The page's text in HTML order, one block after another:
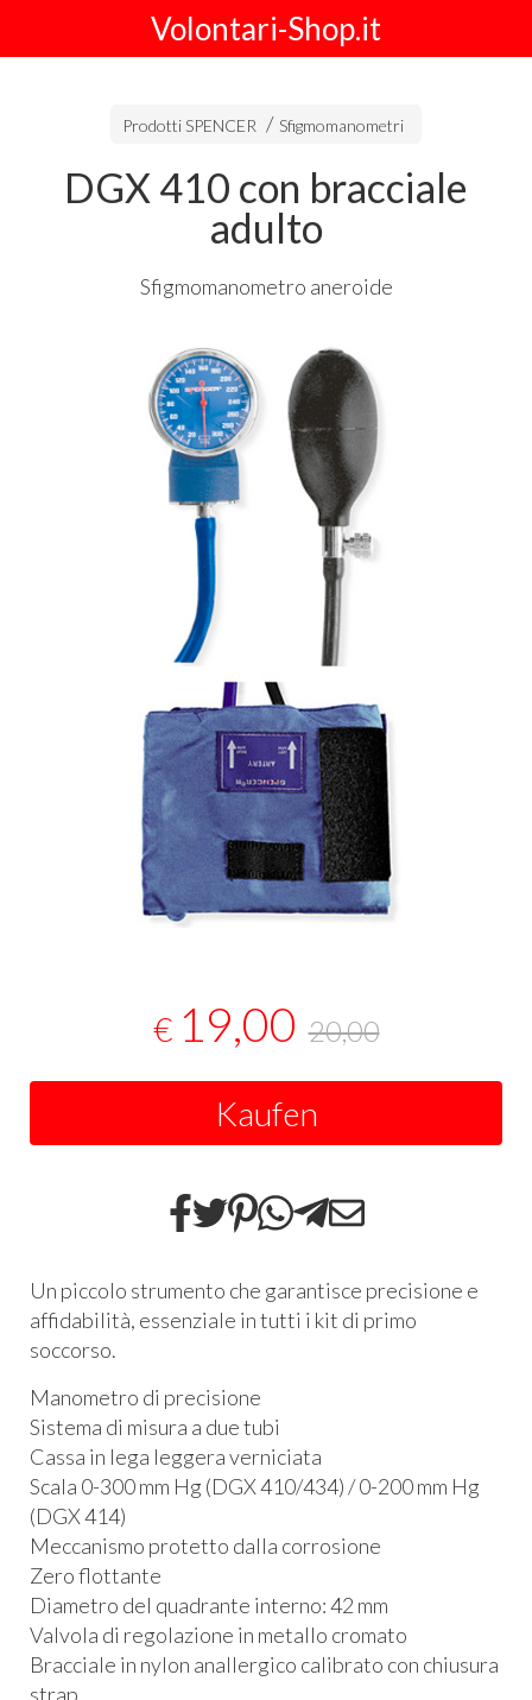
Volontari-Shop.it
Prodotti SPENCER Sfigmomanometri
DGX 410 con bracciale
adulto
Sfigmomanometro aneroide
€ 19,00 20,00
Kaufen
Un piccolo strumento che garantisce precisione e
affidabilità, essenziale in tutti i kit di primo
soccorso.
Manometro di precisione
Sistema di misura a due tubi
Cassa in lega leggera verniciata
Scala 0-300 mm Hg (DGX410/434) / 0-200 mm Hg
(DGX414)
Meccanismo protetto dalla corrosione
Zero flottante
Diametro del quadrante interno: 42 mm
Valvola di regolazione in metallo cromato
Bracciale in nylon anallergico calibrato con chiusura
strap